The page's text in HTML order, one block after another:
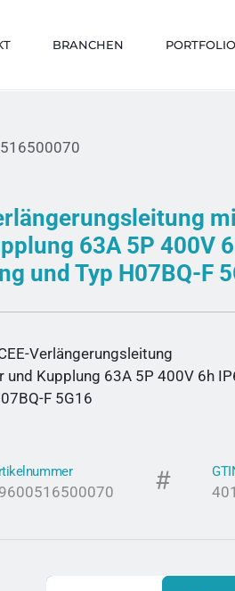
BRANCHEN PORTFOLIO
63A 5P 400V
und Typ H07BQ-F
Verlängerungsleitung
und Kupplung 63A 5P 400V 6h
F 5G16